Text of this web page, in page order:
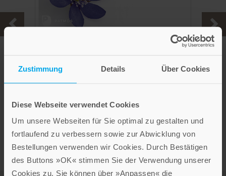
Zustimmung Details Über Cookies
Diese Webseite verwendet Cookies
Um unsere Webseiten für Sie optimal zu gestalten und
fortlaufend zu verbessern sowie zur Abwicklung von
Bestellungen verwenden wir Cookies. Durch Bestätigen
des Buttons »OK« stimmen Sie der Verwendung unserer
Cookies zu. Sie können über »Anpassen« die
geheftet, gelocht